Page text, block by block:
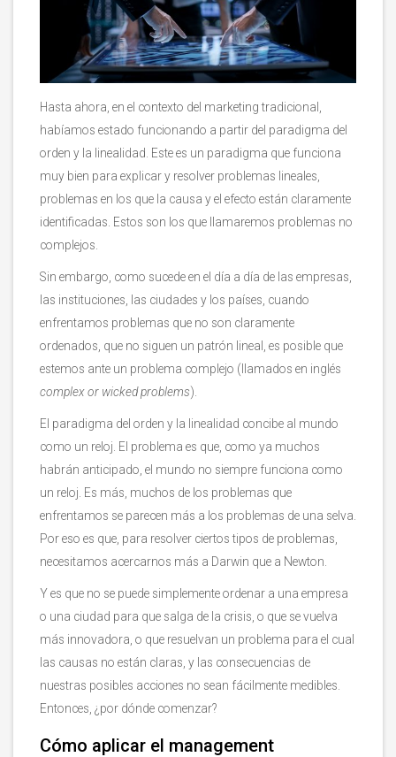
Hasta ahora, en el contexto del marketing tradicional,
habíamos estado funcionando a partir del paradigma del
orden y la linealidad. Este es un paradigma que funciona
muy bien para explicar y resolver problemas lineales,
problemas en los que la causa y el efecto están claramente
identificadas. Estos son los que llamaremos problemas no
complejos.
Sin embargo, como sucede en el día a día de las empresas,
las instituciones, las ciudades y los países, cuando
enfrentamos problemas que no son claramente
ordenados, que no siguen un patrón lineal, es posible que
estemos ante un problema complejo (llamados en inglés
complex or wicked problems).
El paradigma del orden y la linealidad concibe al mundo
como un reloj. El problema es que, como ya muchos
habrán anticipado, el mundo no siempre funciona como
un reloj. Es más, muchos de los problemas que
enfrentamos se parecen más a los problemas de una selva.
Por eso es que, para resolver ciertos tipos de problemas,
necesitamos acercarnos más a Darwin que a Newton.
Y es que no se puede simplemente ordenar a una empresa
o una ciudad para que salga de la crisis, o que se vuelva
más innovadora, o que resuelvan un problema para el cual
las causas no están claras, y las consecuencias de
nuestras posibles acciones no sean fácilmente medibles.
Entonces, ¿por dónde comenzar?
Cómo aplicar el management